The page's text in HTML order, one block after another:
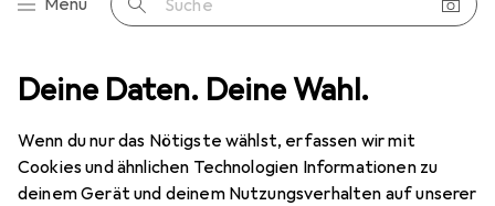
Deine Daten. Deine Wahl.
Wenn du nur das Nötigste wählst, erfassen wir mit
Cookies und ähnlichen Technologien Informationen zu
deinem Gerät und deinem Nutzungsverhalten auf unserer
Menü Suche
Pferd
Kategorien anzeigen